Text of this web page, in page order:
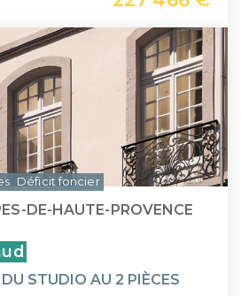
DE-HAUTE-PROVENCE
STUDIO AU 2 PIÈCES
Déficit foncier